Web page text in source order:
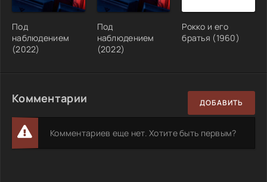
Под
наблюдением
(2022)
Под
наблюдением
(2022)
Рокко и его
братья (1960)
Комментарии ДОБАВИТЬ
Комментариев еще нет. Хотите быть первым?